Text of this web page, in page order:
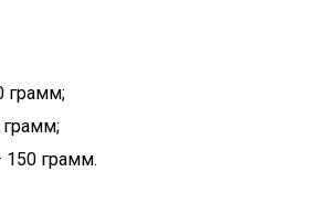
грамм;
150 грамм.